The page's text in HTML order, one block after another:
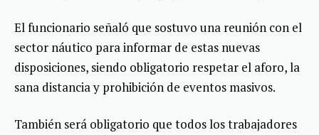
El funcionario señaló que sostuvo una reunión con el
sector náutico para informar de estas nuevas
disposiciones, siendo obligatorio respetar el aforo, la
sana distancia y prohibición de eventos masivos.
También será obligatorio que todos los trabajadores